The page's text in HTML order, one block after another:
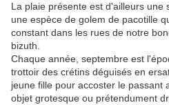
La plaie présente est d'ailleurs une
une espèce de golem de pacotille
constant dans les rues de notre
bizuth.
Chaque année, septembre est
trottoir des crétins déguisés en
jeune fille pour accoster le passant
objet grotesque ou prétendument